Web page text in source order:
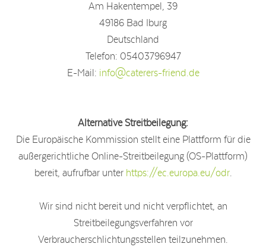
Am Hakentempel, 39
49186 Bad Iburg
Deutschland
Telefon: 05403796947
E-Mail: info@caterers-friend.de
Alternative Streitbeilegung:
Die Europäische Kommission stellt eine Plattform für die
außergerichtliche Online-Streitbeilegung (OS-Plattform)
bereit, aufrufbar unter https://ec.europa.eu/odr.
Wir sind nicht bereit und nicht verpflichtet, an
Streitbeilegungsverfahren vor
Verbraucherschlichtungsstellen teilzunehmen.